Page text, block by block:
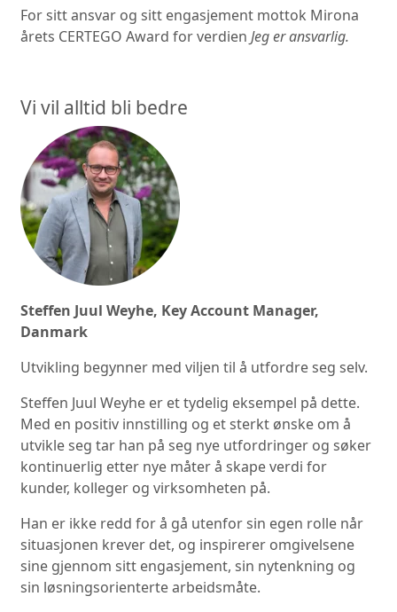
For sitt ansvar og sitt engasjement mottok Mirona
årets CERTEGO Award for verdienJeg er ansvarlig.
Vi vil alltid bli bedre
Steffen Juul Weyhe, Key Account Manager,
Danmark
Utvikling begynner med viljen til å utfordre seg selv.
Steffen Juul Weyhe er et tydelig eksempel på dette.
Med en positiv innstilling og et sterkt ønske om å
utvikle seg tar han på seg nye utfordringer og søker
kontinuerlig etter nye måter å skape verdi for
kunder, kolleger og virksomheten på.
Han er ikke redd for å gå utenfor sin egen rolle når
situasjonen krever det, og inspirerer omgivelsene
sine gjennom sitt engasjement, sin nytenkning og
sin løsningsorienterte arbeidsmåte.